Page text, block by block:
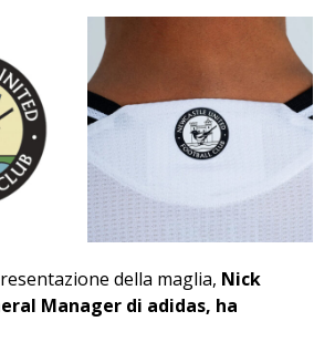
della maglia, Nick
Manager di adidas, ha